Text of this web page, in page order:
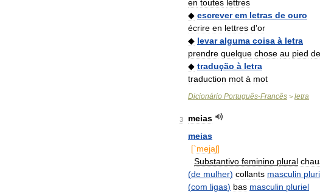
en toutes lettres
◆ escrever em letras de ouro
écrire en lettres d'or
◆ levar alguma coisa à letra
prendre quelque chose au pied de
◆ tradução à letra
traduction mot à mot
Dicionário Português-Francês > letra
3
meias
meias
[`mejaʃ]
Substantivo feminino plural
(de mulher) collants masculin
(com ligas) bas masculin pluriel